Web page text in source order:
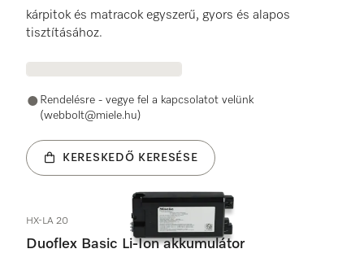
kárpitok és matracok egyszerű, gyors és alapos
tisztításához.
Rendelésre - vegye fel a kapcsolatot velünk
(webbolt@miele.hu)
KERESKEDŐ KERESÉSE
HX-LA 20
Duoflex Basic Li-Ion akkumulátor